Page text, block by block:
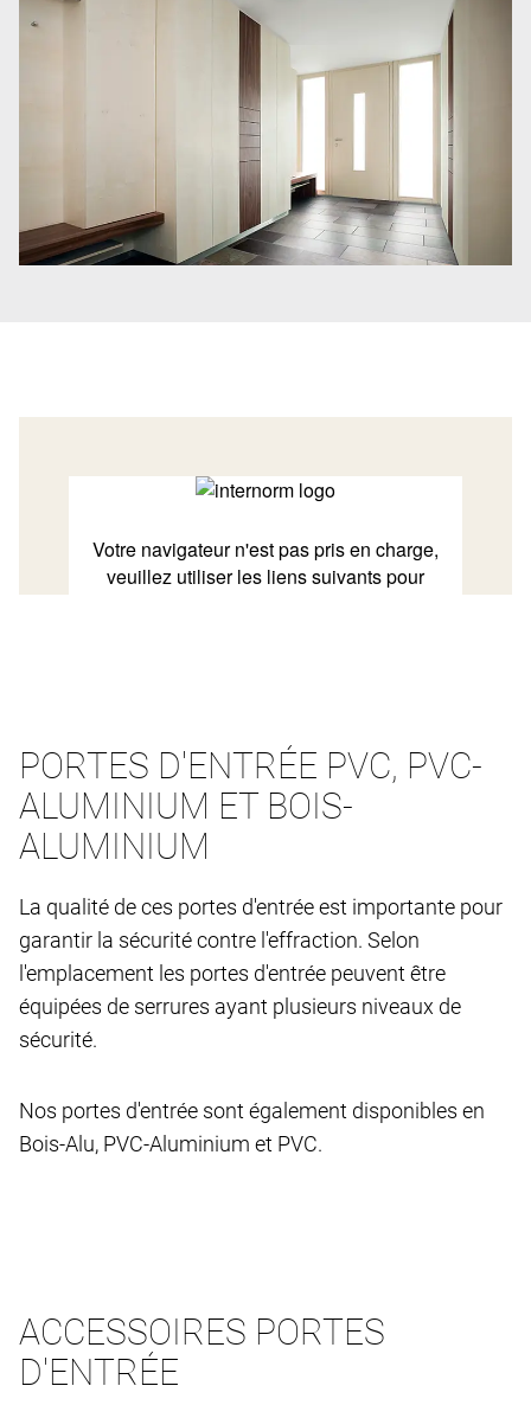
PORTES D'ENTRÉE PVC, PVC-
ALUMINIUM ET BOIS-
ALUMINIUM
La qualité de ces portes d'entrée est importante pour
garantir la sécurité contre l'effraction. Selon
l'emplacement les portes d'entrée peuvent être
équipées de serrures ayant plusieurs niveaux de
sécurité.
Nos portes d'entrée sont également disponibles en
Bois-Alu, PVC-Aluminium et PVC.
ACCESSOIRES PORTES
D'ENTRÉE